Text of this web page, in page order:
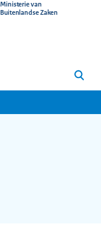
Ministerie van
Buitenlandse Zaken
Zoeken